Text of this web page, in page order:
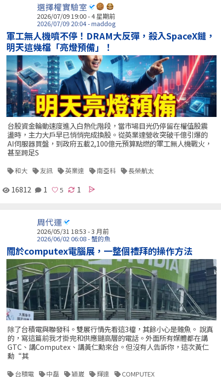
選擇權實驗室
2026/07/09 19:00 - 4 星期前
2026/07/09 20:04 - maddog
軍工無人機噴不停！DRAM大反彈，殺入SpaceX鏈，
明天這幾檔「亮燈預備」！
台股資金輪動速度進入白熱化階段，當市場目光仍停留在權值股震
盪時，主力大戶早已悄悄完成換股。從英業達營收突破千億引爆的
AI伺服器買盤，到政府五載2,100億元預算點燃的軍工無人機戰火，
甚至跨足S
和大 友訊 英業達 南亞科 長榮航太
16812 1 1
周代運
2026/05/31 18:53 - 3 月前
2026/06/02 06:08 - 蟹的魚
關於computex電腦展，一整個禮拜的操作方法
除了台積電與聯發科。雙展行情先看這3檔，其餘小心是雜魚。 說真
的，寫這篇前我才掛完和供應鏈高層的電話。外面所有媒體都在講
GTC、講Computex、講黃仁勳來台。但沒有人告訴你，這次黃仁
勳“其
台積電 中磊 穎崴 輝達 COMPUTEX